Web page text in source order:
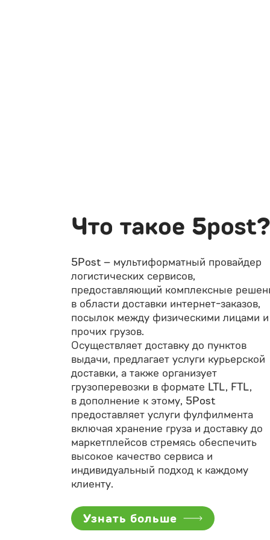
Что такое 5post?
5Post – мультиформатный провайдер
логистических сервисов,
предоставляющий комплексные
в области доставки интернет-заказов,
посылок между физическими лицами и
прочих грузов.
Осуществляет доставку до пунктов
выдачи, предлагает услуги курьерской
доставки, а также организует
грузоперевозки в формате LTL, FTL,
в дополнение к этому, 5Post
предоставляет услуги фулфилмента
включая хранение груза и доставку до
маркетплейсов стремясь обеспечить
высокое качество сервиса и
индивидуальный подход к каждому
клиенту.
Узнать больше